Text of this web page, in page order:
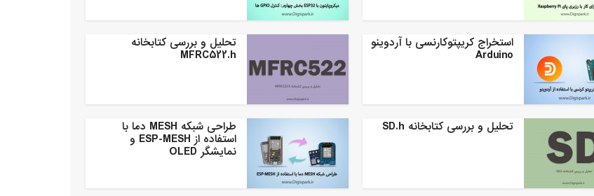
استخراج کریپتوکارنسی با آردوینو
Arduino
تحلیل و بررسی کتابخانه
MFRC522.h
تحلیل و بررسی کتابخانه SD.h طراحی شبکه MESH دما با
استفاده از ESP-MESH و
نمایشگر OLED